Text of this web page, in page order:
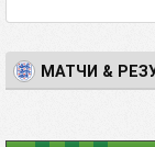
МАТЧИ &